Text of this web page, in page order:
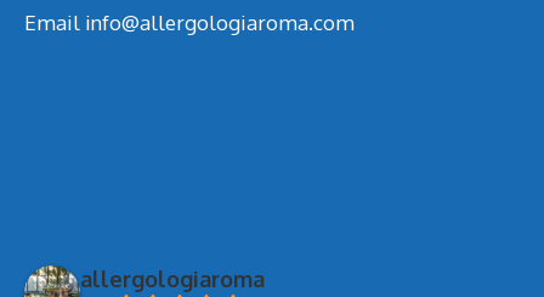
Email info@allergologiaroma.com
allergologiaroma